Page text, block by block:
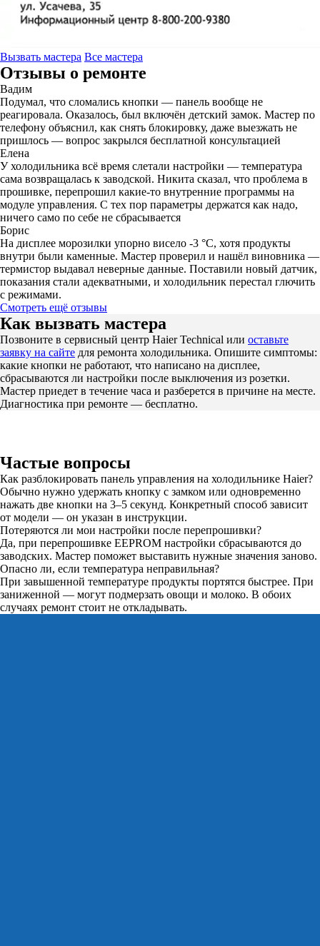
Вызвать мастера Все мастера
Отзывы о ремонте
Вадим
Подумал, что сломались кнопки — панель вообще не
реагировала. Оказалось, был включён детский замок. Мастер по
телефону объяснил, как снять блокировку, даже выезжать не
пришлось — вопрос закрылся бесплатной консультацией
Елена
У холодильника всё время слетали настройки — температура
сама возвращалась к заводской. Никита сказал, что проблема в
прошивке, перепрошил какие-то внутренние программы на
модуле управления. С тех пор параметры держатся как надо,
ничего само по себе не сбрасывается
Борис
На дисплее морозилки упорно висело -3 °C, хотя продукты
внутри были каменные. Мастер проверил и нашёл виновника —
термистор выдавал неверные данные. Поставили новый датчик,
показания стали адекватными, и холодильник перестал глючить
с режимами.
Смотреть ещё отзывы
Как вызвать мастера
Позвоните в сервисный центр Haier Technical или оставьте
заявку на сайте для ремонта холодильника. Опишите симптомы:
какие кнопки не работают, что написано на дисплее,
сбрасываются ли настройки после выключения из розетки.
Мастер приедет в течение часа и разберется в причине на месте.
Диагностика при ремонте — бесплатно.
Частые вопросы
Как разблокировать панель управления на холодильнике Haier?
Обычно нужно удержать кнопку с замком или одновременно
нажать две кнопки на 3–5 секунд. Конкретный способ зависит
от модели — он указан в инструкции.
Потеряются ли мои настройки после перепрошивки?
Да, при перепрошивке EEPROM настройки сбрасываются до
заводских. Мастер поможет выставить нужные значения заново.
Опасно ли, если температура неправильная?
При завышенной температуре продукты портятся быстрее. При
заниженной — могут подмерзать овощи и молоко. В обоих
случаях ремонт стоит не откладывать.